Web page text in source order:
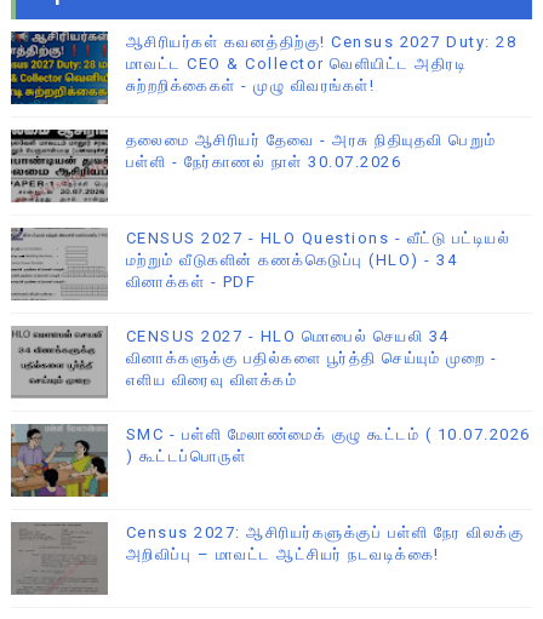
ஆசிரியர்கள் கவனத்திற்கு! Census 2027 Duty: 28
மாவட்ட CEO & Collector வெளியிட்ட அதிரடி
சுற்றறிக்கைகள் - முழு விவரங்கள்!
தலைமை ஆசிரியர் தேவை - அரசு நிதியுதவி பெறும்
பள்ளி - நேர்காணல் நாள் 30.07.2026
CENSUS 2027 - HLO Questions - வீட்டு பட்டியல்
மற்றும் வீடுகளின் கணக்கெடுப்பு (HLO) - 34
வினாக்கள் - PDF
CENSUS 2027 - HLO மொபைல் செயலி 34
வினாக்களுக்கு பதில்களை பூர்த்தி செய்யும் முறை -
எளிய விரைவு விளக்கம்
SMC - பள்ளி மேலாண்மைக் குழு கூட்டம் ( 10.07.2026
) கூட்டப்பொருள்
Census 2027: ஆசிரியர்களுக்குப் பள்ளி நேர விலக்கு
அறிவிப்பு – மாவட்ட ஆட்சியர் நடவடிக்கை!